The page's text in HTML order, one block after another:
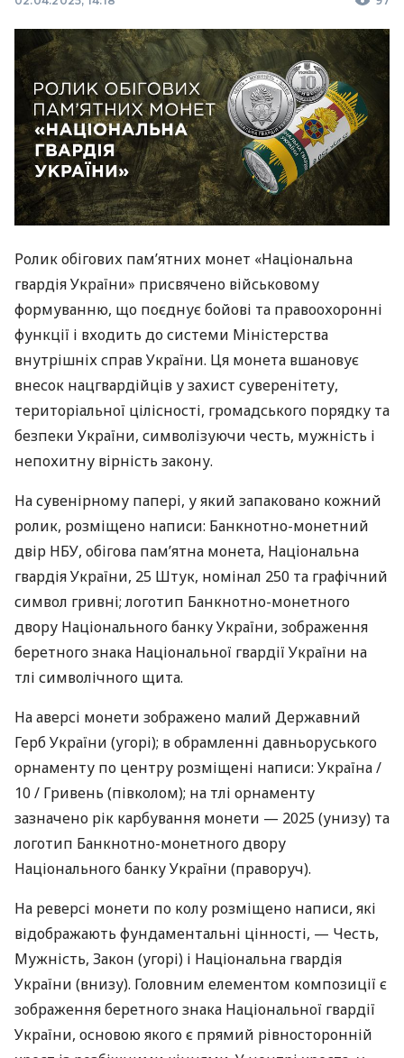
Ролик обігових пам’ятних монет «Національна
гвардія України» присвячено військовому
формуванню, що поєднує бойові та правоохоронні
функції і входить до системи Міністерства
внутрішніх справ України. Ця монета вшановує
внесок нацгвардійців у захист суверенітету,
територіальної цілісності, громадського порядку та
безпеки України, символізуючи честь, мужність і
непохитну вірність закону.
На сувенірному папері, у який запаковано кожний
ролик, розміщено написи: Банкнотно-монетний
двір НБУ, обігова пам’ятна монета, Національна
гвардія України, 25 Штук, номінал 250 та графічний
символ гривні; логотип Банкнотно-монетного
двору Національного банку України, зображення
беретного знака Національної гвардії України на
тлі символічного щита.
На аверсі монети зображено малий Державний
Герб України (угорі); в обрамленні давньоруського
орнаменту по центру розміщені написи: Україна /
10 / Гривень (півколом); на тлі орнаменту
зазначено рік карбування монети — 2025 (унизу) та
логотип Банкнотно-монетного двору
Національного банку України (праворуч).
На реверсі монети по колу розміщено написи, які
відображають фундаментальні цінності, — Честь,
Мужність, Закон (угорі) і Національна гвардія
України (внизу). Головним елементом композиції є
зображення беретного знака Національної гвардії
України, основою якого є прямий рівносторонній